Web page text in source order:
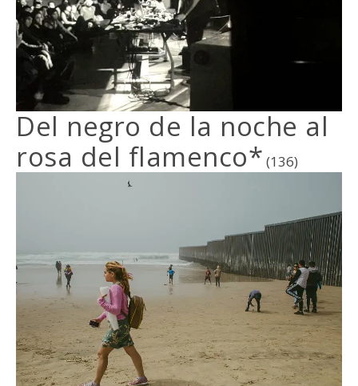
Del negro de la noche al
rosa del flamenco* (136)